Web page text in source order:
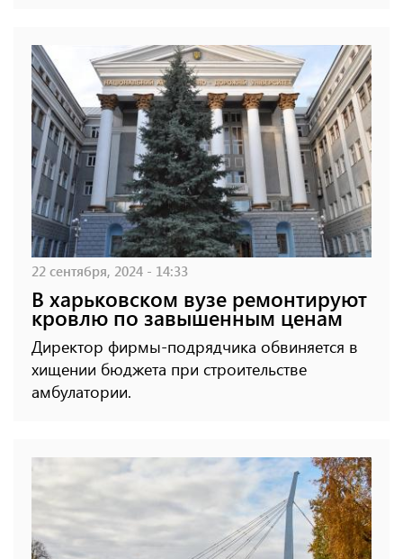
22 сентября, 2024 - 14:33
В харьковском вузе ремонтируют
кровлю по завышенным ценам
Директор фирмы-подрядчика обвиняется в
хищении бюджета при строительстве
амбулатории.